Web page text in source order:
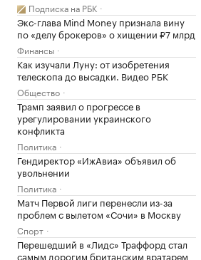
Подписка на РБК
Экс-глава Mind Money признала вину
по «делу брокеров» о хищении ₽7 млрд
Финансы
Как изучали Луну: от изобретения
телескопа до высадки. Видео РБК
Общество
Трамп заявил о прогрессе в
урегулировании украинского
конфликта
Политика
Гендиректор «ИжАвиа» объявил об
увольнении
Политика
Матч Первой лиги перенесли из-за
проблем с вылетом «Сочи» в Москву
Спорт
Перешедший в «Лидс» Траффорд стал
самым дорогим британским вратарем